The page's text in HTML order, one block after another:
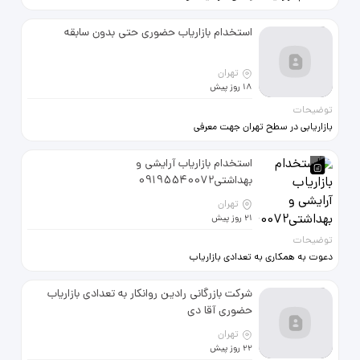
برای اطمینان از کیفیت کلاس‌ها
09123128366
استخدام بازاریاب حضوری حتی بدون سابقه
تهران
18 روز پیش
توضیحات
بازاریابی در سطح تهران جهت معرفی
استخدام بازاریاب آرایشی و
بهداشتی09195540072
تهران
21 روز پیش
توضیحات
دعوت به همکاری به تعدادی بازاریاب
بهداشتی و مراقبت از پوست و مو
نیازمندیم. پورسانت 20٪ از هر فروش
آموزش رایگان ساعت کاری منعطف :
بدون نیاز به سابقه کار برای کسب
اطلاعات بیشتر و شروع همکاری، با ما
شرکت بازرگانی رادین روانکار به تعدادی بازاریاب
حضوری آقا دی
تهران
22 روز پیش